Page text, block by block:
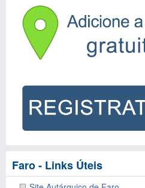
Faro - Links Úteis